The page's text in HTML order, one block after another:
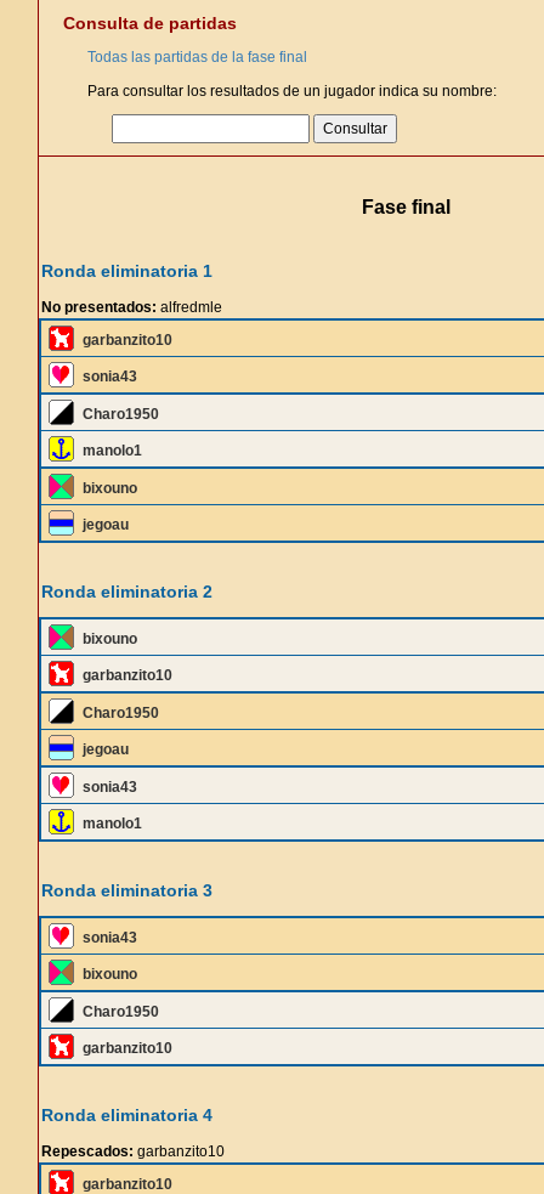
Consulta de partidas
Todas las partidas de la fase final
Para consultar los resultados de un jugador indica su nombre:
Fase final
Ronda eliminatoria 1
No presentados: alfredmle
garbanzito10
sonia43
Charo1950
manolo1
bixouno
jegoau
Ronda eliminatoria 2
bixouno
garbanzito10
Charo1950
jegoau
sonia43
manolo1
Ronda eliminatoria 3
sonia43
bixouno
Charo1950
garbanzito10
Ronda eliminatoria 4
Repescados: garbanzito10
garbanzito10